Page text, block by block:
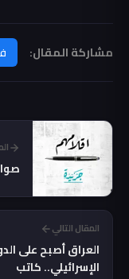
مشاركة المقال:
المقال التالي
العراق أصبح على
الإسرائيلي.. كاتب